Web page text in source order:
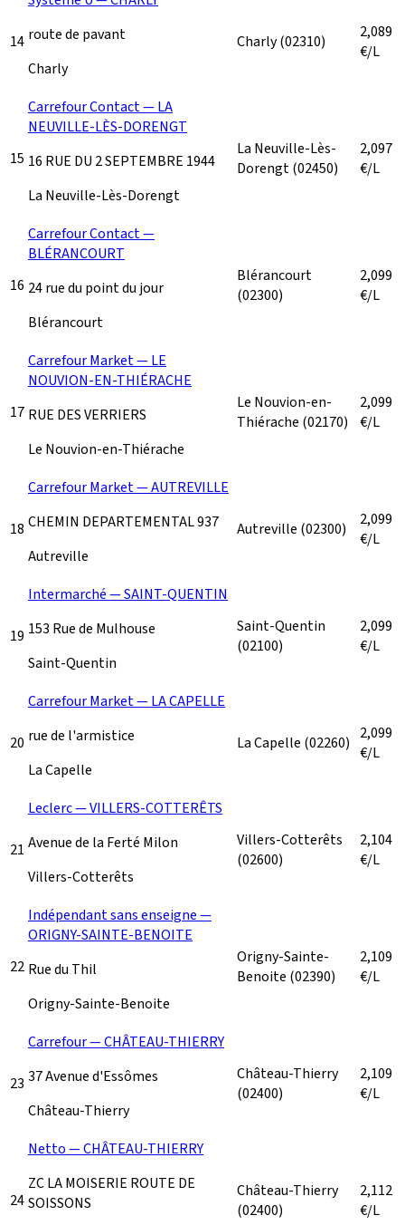
14 route de pavant
Charly
Charly(02310)
2,089
€/L
15
Carrefour Contact — LA
NEUVILLE-LÈS-DORENGT
16 RUE DU 2 SEPTEMBRE 1944
La Neuville-Lès-Dorengt
La Neuville-Lès-
Dorengt(02450)
2,097
€/L
16
Carrefour Contact —
BLÉRANCOURT
24 rue du point du jour
Blérancourt
Blérancourt
(02300)
2,099
€/L
17
Carrefour Market — LE
NOUVION-EN-THIÉRACHE
RUE DES VERRIERS
Le Nouvion-en-Thiérache
Le Nouvion-en-
Thiérache (02170)
2,099
€/L
18
Carrefour Market — AUTREVILLE
CHEMIN DEPARTEMENTAL 937
Autreville
Autreville (02300)
2,099
€/L
19
Intermarché — SAINT-QUENTIN
153 Rue de Mulhouse
Saint-Quentin
Saint-Quentin
(02100)
2,099
€/L
20
Carrefour Market — LA CAPELLE
rue de l'armistice
La Capelle
La Capelle (02260) 2,099
€/L
21
Leclerc — VILLERS-COTTERÊTS
Avenue de la Ferté Milon
Villers-Cotterêts
Villers-Cotterêts
(02600)
2,104
€/L
22
Indépendant sans enseigne —
ORIGNY-SAINTE-BENOITE
Rue du Thil
Origny-Sainte-Benoite
Origny-Sainte-
Benoite (02390)
2,109
€/L
23
Carrefour — CHÂTEAU-THIERRY
37 Avenue d'Essômes
Château-Thierry
Château-Thierry
(02400)
2,109
€/L
24
Netto — CHÂTEAU-THIERRY
ZC LA MOISERIE ROUTE DE
SOISSONS
Château-Thierry
(02400)
2,112
€/L